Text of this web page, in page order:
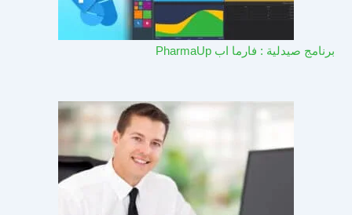
برنامج صيدلية : فارما اب PharmaUp​